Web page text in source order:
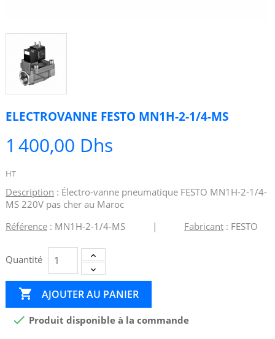
ELECTROVANNE FESTO MN1H-2-1/4-MS
1 400,00 Dhs
HT
Description : Électro-vanne pneumatique FESTO MN1H-2-1/4-
MS 220V pas cher au Maroc
Référence : MN1H-2-1/4-MS | Fabricant : FESTO
Quantité
 AJOUTER AU PANIER
 Produit disponible à la commande